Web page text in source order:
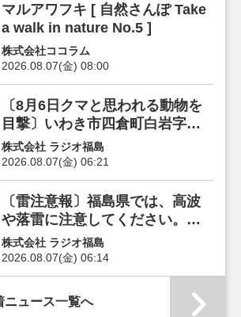
マルアワフキ [ 自然さんぽ Take
a walk in nature No.5 ]
株式会社ココラム
2026.08.07(金) 08:00
〔8月6日クマと思われる動物を
目撃〕いわき市四倉町白岩字竹
ノ花地内 白岩南交差点南側田ん
ぼ内
株式会社 ラジオ福島
2026.08.07(金) 06:21
〔雷注意報〕福島県では、高波
や落雷に注意してください。（7
日6時11分）
株式会社 ラジオ福島
2026.08.07(金) 06:14
ニュース一覧へ